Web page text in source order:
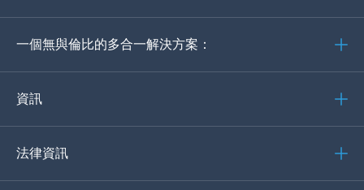
德語
一個無與倫比的多合一解決方案：
資訊
法律資訊